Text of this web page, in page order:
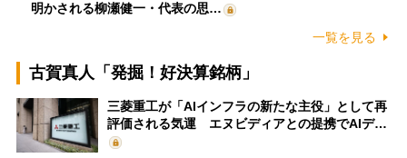
明かされる柳瀬健一・代表の思…
一覧を見る
古賀真人「発掘！好決算銘柄」
三菱重工が「AIインフラの新たな主役」として再
評価される気運 エヌビディアとの提携でAIデ…